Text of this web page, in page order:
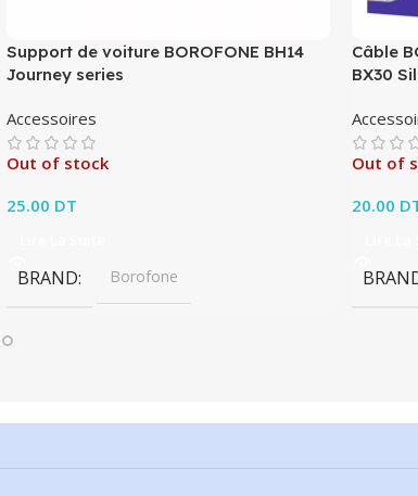
Support de voiture BOROFONE BH14
Journey series
Accessoires
Out of stock
25.00 DT
BRAND Borofone
Câble
BX30
Out of
20.00